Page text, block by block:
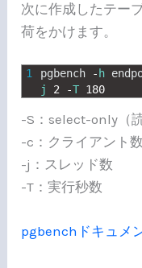
次に作成したテー
荷をかけます。
1 pgbench - h
j
2 -T 180
-S：select-only（
-c：クライアント数
-j：スレッド数
-T：実行秒数
pgbenchドキュメ